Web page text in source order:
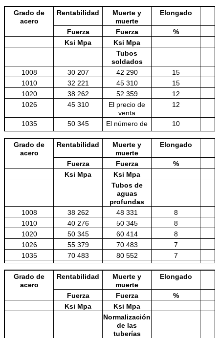
4140 0.75 y uno.00
Grado de
acero
Rentabilidad
Muerte y
muerte
Elongado
Fuerza Fuerza %
Ksi Mpa
Ksi Mpa
Tubos
soldados
1008
30 207 42 290
15
1010
32 221 45 310
15
1020
38 262 52 359
12
1026
45 310
El precio de
venta
12
1035 50 345
El número de
personas
afectadas
10
4130 72 496
10
70 485 90 621 10
Grado de
acero
Rentabilidad
Muerte y
muerte
Elongado
Fuerza Fuerza %
Ksi Mpa
Ksi Mpa
Tubos de
aguas
profundas
1008
38 262 48 331
8
1010
40 276 50 345
8
1020
50 345 60 414
8
1026
55 379 70 483
7
1035
70 483 80 552
7
4140
65 448 90 621 20
Grado de
acero
Rentabilidad
Muerte y
muerte
Elongado
Fuerza Fuerza %
Ksi Mpa
Ksi Mpa
Normalización
de las
tuberías